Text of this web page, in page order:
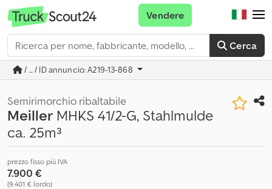
Cerca
Vendere
/ ... / ID annuncio: A219-13-868
Semirimorchio ribaltabile
Meiller MHKS 41/2-G, Stahlmulde
ca. 25m³
prezzo fisso più IVA
7.900 €
(9.401 € lordo)